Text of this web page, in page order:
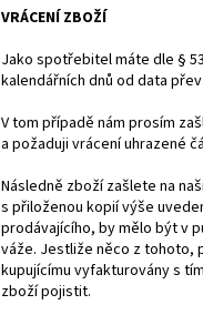
VRÁCENÍ ZBOŽÍ
Jako spotřebitel máte dle §
kalendářních dnů od data
V tom případě nám prosím
a požaduji vrácení
Následně zboží zašlete na
s přiloženou kopií výše
prodávajícího, by mělo být v
váže. Jestliže něco z tohoto,
kupujícímu vyfakturovány s
zboží pojistit.